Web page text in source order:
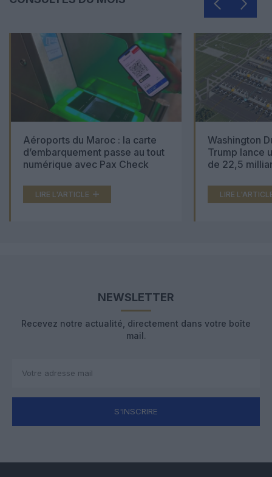
Aéroports du Maroc : la carte
d’embarquement passe au tout
numérique avec Pax Check
LIRE L'ARTICLE
Washington
Trump lance
de 22,5
LIRE
NEWSLETTER
Recevez notre actualité, directement dans votre boîte
mail.
S'INSCRIRE